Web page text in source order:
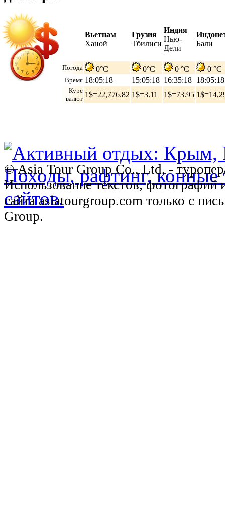
Вьетнам
Ханой
Грузия
Тбилиси
Индия
Нью-
Дели
Бали
Погода 0°C 0°C 0 °C 0 °C
Время 18:05:19 15:05:19 16:35:19 18:05:19
Курс
валют 1$=22,776.82 1$=3.11 1$=73.95
© Asia Tour Group Co., Ltd. -
Использование текстов,
сайта asiatourgroup.com только с
Group.